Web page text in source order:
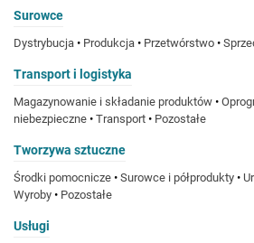
Surowce
Dystrybucja • Produkcja • Przetwórstwo •
Transport i logistyka
Magazynowanie i składanie produktów •
niebezpieczne • Transport • Pozostałe
Tworzywa sztuczne
Środki pomocnicze • Surowce i półprodukty •
Wyroby • Pozostałe
Usługi